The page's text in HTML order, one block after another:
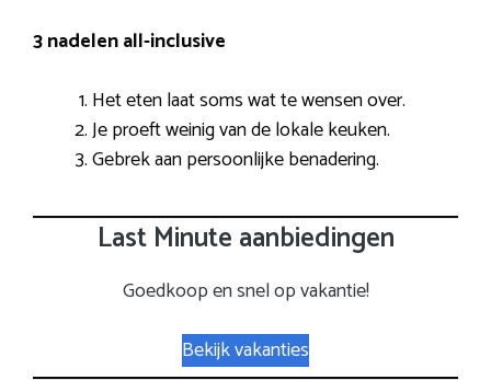
3 nadelen all-inclusive
Het eten laat soms wat te wensen over.
Je proeft weinig van de lokale keuken.
Gebrek aan persoonlijke benadering.
Last Minute aanbiedingen
Goedkoop en snel op vakantie!
Bekijk vakanties